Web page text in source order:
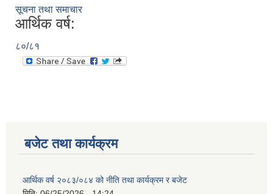
सूचना तथा समाचार
आर्थिक वर्ष:
८०/८१
बजेट तथा कार्यक्रम
आर्थिक वर्ष २०८३/०८४ को नीति तथा कार्यक्रम र बजेट